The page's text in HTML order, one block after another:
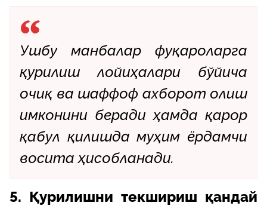
Ушбу манбалар фуқароларга
қурилиш лойиҳалари бўйича
очиқ ва шаффоф ахборот олиш
имконини беради ҳамда қарор
қабул қилишда муҳим ёрдамчи
восита ҳисобланади.
5. Қурилишни текшириш қандай